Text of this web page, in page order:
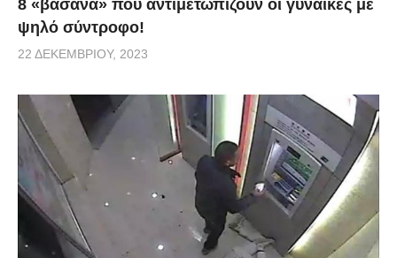
8 «βάσανα» που αντιμετωπίζουν οι γυναίκες με
ψηλό σύντροφο!
22 ΔΕΚΕΜΒΡΊΟΥ, 2023